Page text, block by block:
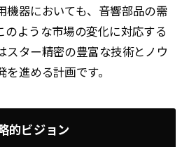
機器においても、音響部品の需
のような市場の変化に対応する
スター精密の豊富な技術とノウ
進める計画です。
的ビジョン